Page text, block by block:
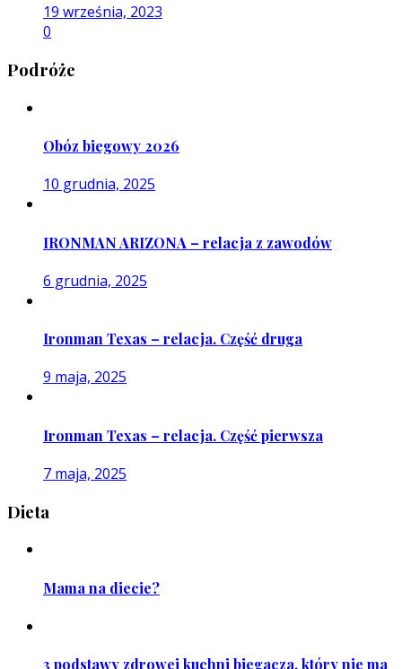
19 września, 2023
0
Podróże
Obóz biegowy 2026
10 grudnia, 2025
IRONMAN ARIZONA – relacja z zawodów
6 grudnia, 2025
Ironman Texas – relacja. Część druga
9 maja, 2025
Ironman Texas – relacja. Część pierwsza
7 maja, 2025
Dieta
Mama na diecie?
3 podstawy zdrowej kuchni biegacza, który nie ma